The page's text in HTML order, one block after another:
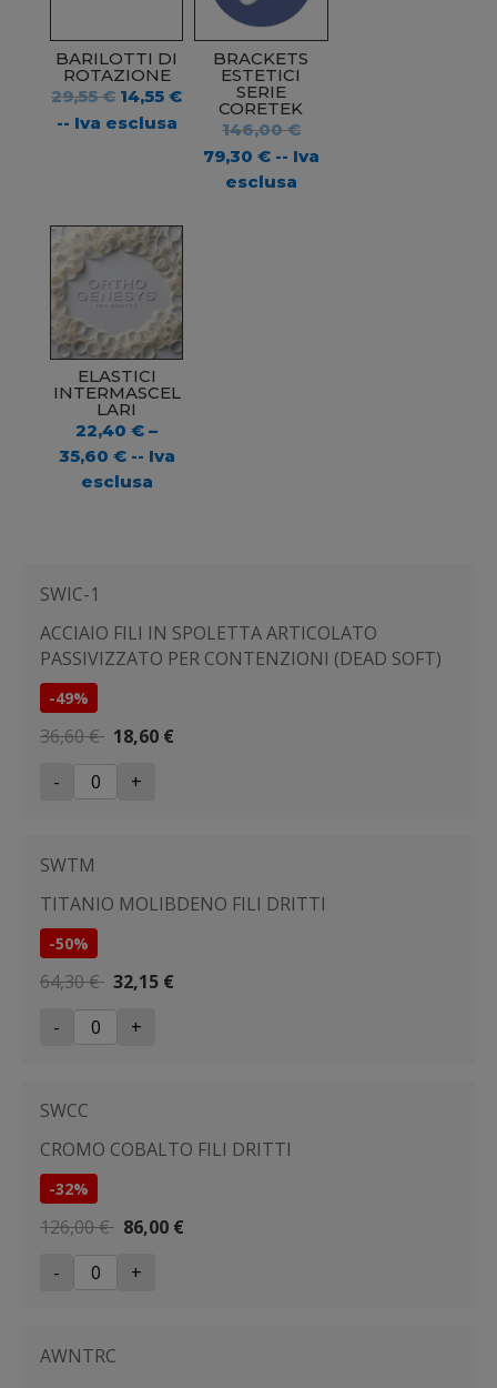
BARILOTTI DI
ROTAZIONE
29,55€ Il
prezzo
14,55 €Il
prezzo
-- Iva esclusa
BRACKETS
ESTETICI
SERIE
CORETEK
146,00€Il
prezzo
79,30 €Il
prezzo
-- Iva
esclusa
ELASTICI
INTERMASCEL
LARI
22,40 € –
35,60 € -- Iva
esclusa
SWIC-1
ACCIAIO FILI IN SPOLETTA ARTICOLATO
PASSIVIZZATO PER CONTENZIONI (DEAD SOFT)
-49%
36,60 € 18,60 €
-
+
SWTM
TITANIO MOLIBDENO FILI DRITTI
-50%
64,30 € 32,15 €
-
+
SWCC
CROMO COBALTO FILI DRITTI
-32%
126,00 € 86,00 €
-
+
AWNTRC